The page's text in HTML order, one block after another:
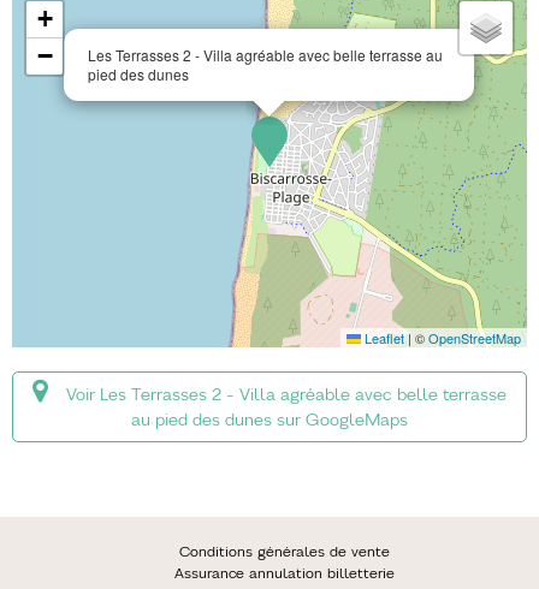
Les Terrasses 2 - Villa agréable avec belle terrasse au
pied des dunes
+
−
Leaflet | ©OpenStreetMap
Voir Les Terrasses 2 - Villa agréable avec belle terrasse
au pied des dunes sur GoogleMaps
Conditions générales de vente
Assurance annulation billetterie